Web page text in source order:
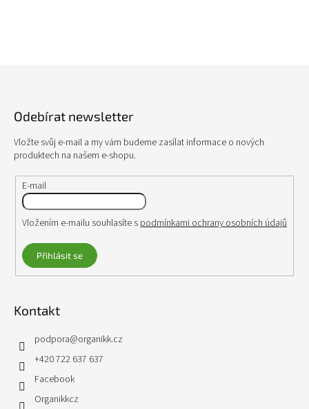
Odebírat newsletter
Vložte svůj e-mail a my vám budeme zasílat informace o nových
produktech na našem e-shopu.
E-mail
Vložením e-mailu souhlasíte spodmínkami ochrany osobních údajů
Přihlásit se
Kontakt
podpora@organikk.cz
+420 722 637 637
Facebook
Organikkcz